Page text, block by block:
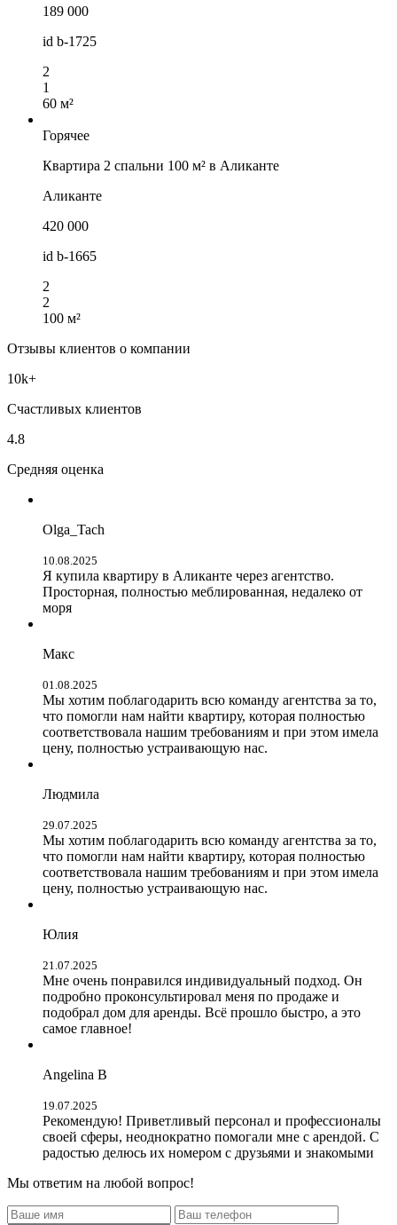
189 000
id b-1725
2
1
60 м²
Горячее
Квартира 2 спальни 100 м² в Аликанте
Аликанте
420 000
id b-1665
2
2
100 м²
Отзывы клиентов о компании
10k+
Счастливых клиентов
4.8
Средняя оценка
Olga_Tach
10.08.2025
Я купила квартиру в Аликанте через агентство.
Просторная, полностью меблированная, недалеко от
моря
Макс
01.08.2025
Мы хотим поблагодарить всю команду агентства за то,
что помогли нам найти квартиру, которая полностью
соответствовала нашим требованиям и при этом имела
цену, полностью устраивающую нас.
Людмила
29.07.2025
Мы хотим поблагодарить всю команду агентства за то,
что помогли нам найти квартиру, которая полностью
соответствовала нашим требованиям и при этом имела
цену, полностью устраивающую нас.
Юлия
21.07.2025
Мне очень понравился индивидуальный подход. Он
подробно проконсультировал меня по продаже и
подобрал дом для аренды. Всё прошло быстро, а это
самое главное!
Angelina B
19.07.2025
Рекомендую! Приветливый персонал и профессионалы
своей сферы, неоднократно помогали мне с арендой. С
радостью делюсь их номером с друзьями и знакомыми
Мы ответим на любой вопрос!